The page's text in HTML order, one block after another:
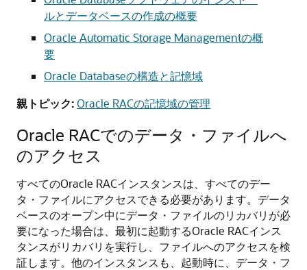
ルとデータベースの作成の概要
Oracle Automatic Storage Managementの概
要
Oracle Databaseの構造と記憶域
親トピック:Oracle RACの記憶域の管理
Oracle RACでのデータ・ファイルへ
のアクセス
すべてのOracle RACインスタンスは、すべてのデー
タ・ファイルにアクセスできる必要があります。データ
ベースのオープン中にデータ・ファイルのリカバリが必
要になった場合は、最初に起動するOracle RACインス
タンスがリカバリを実行し、ファイルへのアクセスを検
証します。他のインスタンスも、起動時に、データ・フ